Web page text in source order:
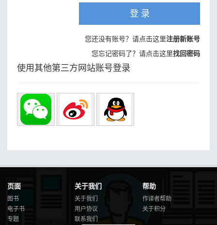
登 录
您还没有账号？请点击这里注册新账号
您忘记密码了？请点击这里找回密码
使用其他第三方网站账号登录
页面
图书
电子书
专题
关于我们
关于我们
用户协议
联系我们
帮助
作译者帮助
关于积分